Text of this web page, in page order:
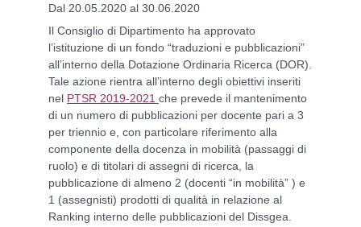
Dal 20.05.2020 al 30.06.2020
Il Consiglio di Dipartimento ha approvato
l’istituzione di un fondo “traduzioni e pubblicazioni”
all’interno della Dotazione Ordinaria Ricerca (DOR).
Tale azione rientra all’interno degli obiettivi inseriti
nel PTSR 2019-2021 che prevede il mantenimento
di un numero di pubblicazioni per docente pari a 3
per triennio e, con particolare riferimento alla
componente della docenza in mobilità (passaggi di
ruolo) e di titolari di assegni di ricerca, la
pubblicazione di almeno 2 (docenti “in mobilità” ) e
1 (assegnisti) prodotti di qualità in relazione al
Ranking interno delle pubblicazioni del Dissgea.